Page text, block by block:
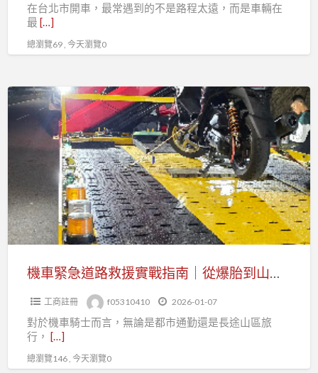
台
北
車
道
路
在台北市開車，最常遇到的不是路程太遠，而是車輛在
最 […]
總瀏覽69 , 今天瀏覽0
機
車
路
救
援
實
機車緊急道路救援實戰指南｜從爆胎到山區拖吊全方位應對
工商註冊 f05310410 2026-01-07
對於機車騎士而言，無論是都市通勤還是長途山區旅
行， […]
總瀏覽146 , 今天瀏覽0